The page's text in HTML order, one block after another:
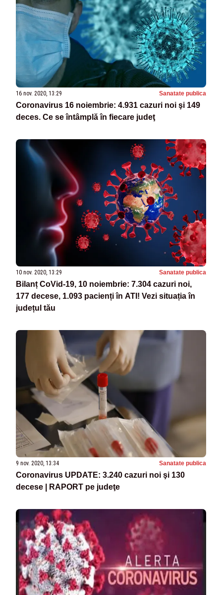
16 nov. 2020, 13:29 Sanatate publica
Coronavirus 16 noiembrie: 4.931 cazuri noi şi 149
deces. Ce se întâmplă în fiecare judeţ
10 nov. 2020, 13:29 Sanatate publica
Bilanț CoVid-19, 10 noiembrie: 7.304 cazuri noi,
177 decese, 1.093 pacienți în ATI! Vezi situația în
județul tău
9 nov. 2020, 13:34 Sanatate publica
Coronavirus UPDATE: 3.240 cazuri noi şi 130
decese | RAPORT pe judeţe